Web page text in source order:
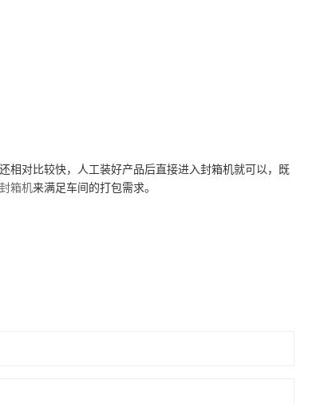
相对比较快，人工装好产品后直接进入封箱机就可以，既
箱机来满足车间的打包需求。